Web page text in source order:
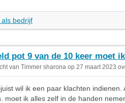
bedrijf
pot 9 van de 10 keer moet
van Timmer sharona op 27 maart 2023
wil ik een paar klachten
moet ik alles zelf in de handen